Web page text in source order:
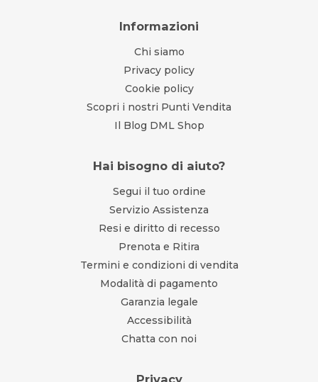
Informazioni
Chi siamo
Privacy policy
Cookie policy
Scopri i nostri Punti Vendita
Il Blog DML Shop
Hai bisogno di aiuto?
Segui il tuo ordine
Servizio Assistenza
Resi e diritto di recesso
Prenota e Ritira
Termini e condizioni di vendita
Modalità di pagamento
Garanzia legale
Accessibilità
Chatta con noi
Privacy